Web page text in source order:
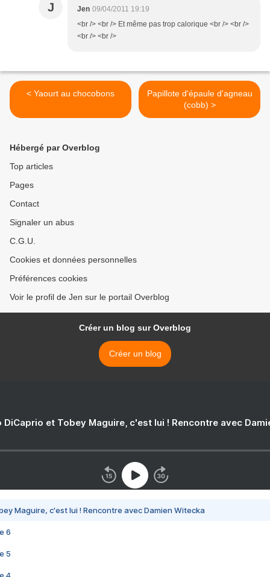
J Jen 09/04/2011 19:19
<br /> <br /> Et même pas trop calorique <br /> <br />
<br /> <br />
< Yaourt au chocobons
Papillote d'épaule d'agneau
(cobb) >
Hébergé par Overblog
Top articles
Pages
Contact
Signaler un abus
C.G.U.
Cookies et données personnelles
Préférences cookies
Voir le profil de Jen sur le portail Overblog
Créer un blog sur Overblog
Créer un blog
DiCaprio et Tobey Maguire, c'est lui ! Rencontre avec
Maguire, c'est lui ! Rencontre avec Damien Witecka
6
5